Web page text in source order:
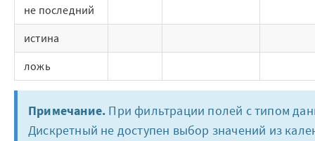
Loginom.Навыки
Проекты
не последний
истина
ложь
Примечание. При фильтрации полей с типом
Дискретный не доступен выбор значений из